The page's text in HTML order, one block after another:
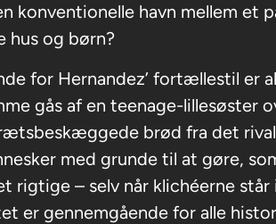
konventionelle havn mellem et
hus og børn?
for Hernandez’ fortællestil er
gås af en teenage-lillesøster
brød fra det
med grunde til at gøre,
rigtige – selv når klichéerne
er gennemgående for alle